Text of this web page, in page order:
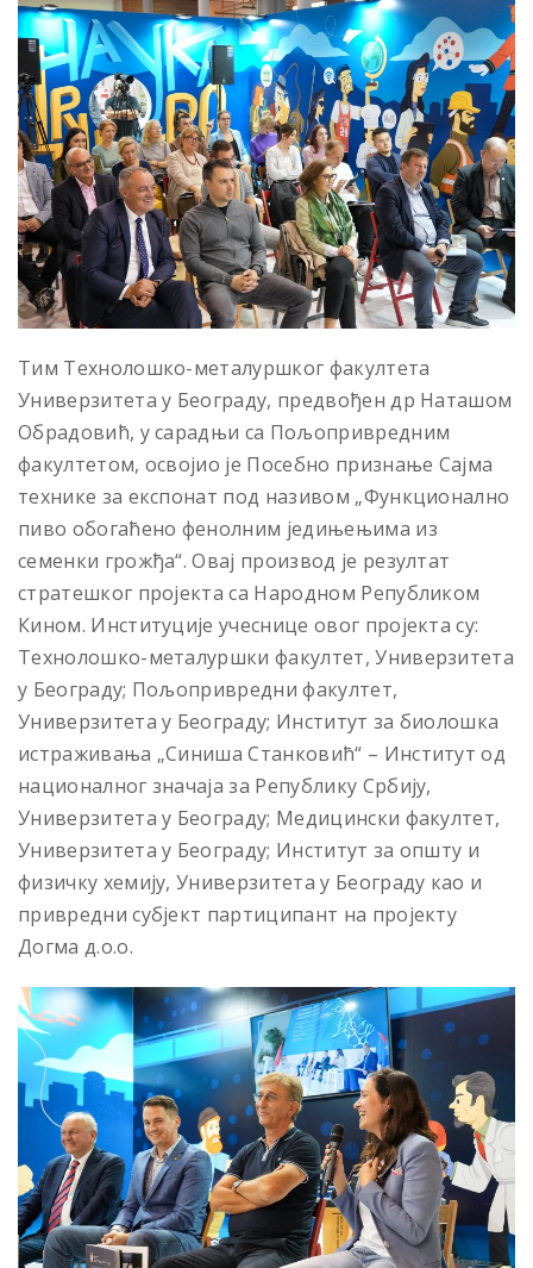
Тим Технолошко-металуршког факултета
Универзитета у Београду, предвођен др Наташом
Обрадовић, у сарадњи са Пољопривредним
факултетом, освојио је Посебно признање Сајма
технике за експонат под називом „Функционално
пиво обогаћено фенолним једињењима из
семенки грожђа“. Овај производ је резултат
стратешког пројекта са Народном Републиком
Кином. Институције учеснице овог пројекта су:
Технолошко-металуршки факултет, Универзитета
у Београду; Пољопривредни факултет,
Универзитета у Београду; Институт за биолошка
истраживања „Синиша Станковић“ – Институт од
националног значаја за Републику Србију,
Универзитета у Београду; Медицински факултет,
Универзитета у Београду; Институт за општу и
физичку хемију, Универзитета у Београду као и
привредни субјект партиципант на пројекту
Догма д.о.о.